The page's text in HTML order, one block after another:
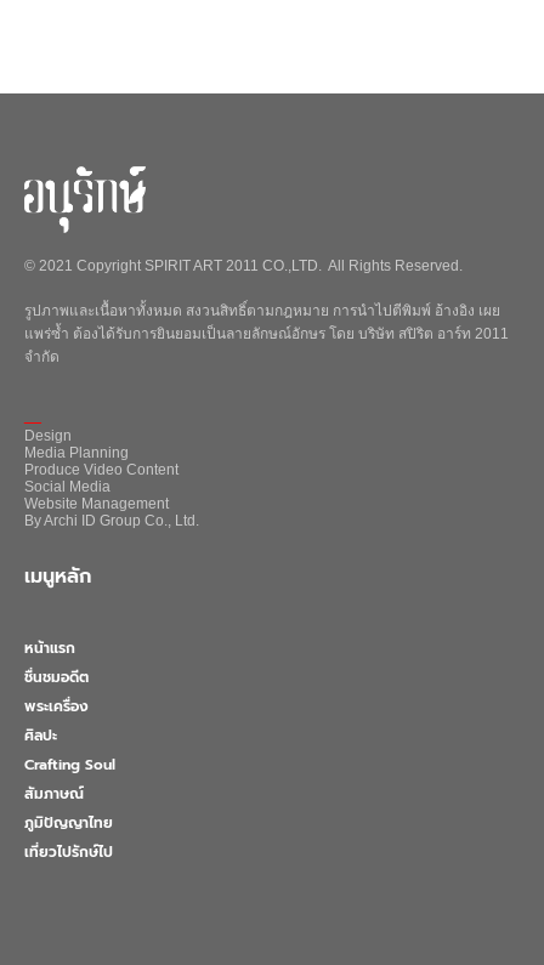
© 2021 Copyright SPIRIT ART 2011 CO.,LTD. All Rights Reserved.
รูปภาพและเนื้อหาทั้งหมด สงวนสิทธิ์ตามกฎหมาย การนำไปตีพิมพ์ อ้างอิง เผย
แพร่ซ้ำ ต้องได้รับการยินยอมเป็นลายลักษณ์อักษร โดย บริษัท สปิริต อาร์ท 2011
จำกัด
Design
Media Planning
Produce Video Content
Social Media
Website Management
By Archi ID Group Co., Ltd.
เมนูหลัก
หน้าแรก
ชื่นชมอดีต
พระเครื่อง
ศิลปะ
Crafting Soul
สัมภาษณ์
ภูมิปัญญาไทย
เที่ยวไปรักษ์ไป